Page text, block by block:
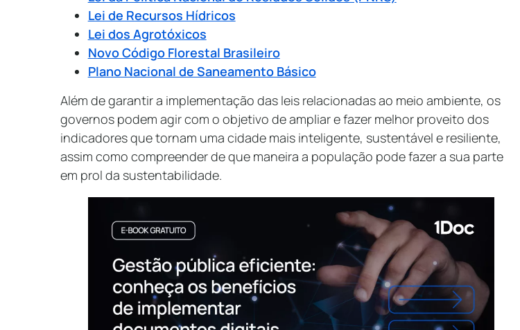
Lei de Recursos Hídricos
Lei dos Agrotóxicos
Novo Código Florestal Brasileiro
Plano Nacional de Saneamento Básico
Além de garantir a implementação das leis relacionadas ao meio ambiente, os
governos podem agir com o objetivo de ampliar e fazer melhor proveito dos
indicadores que tornam uma cidade mais inteligente, sustentável e resiliente,
assim como compreender de que maneira a população pode fazer a sua parte
em prol da sustentabilidade.